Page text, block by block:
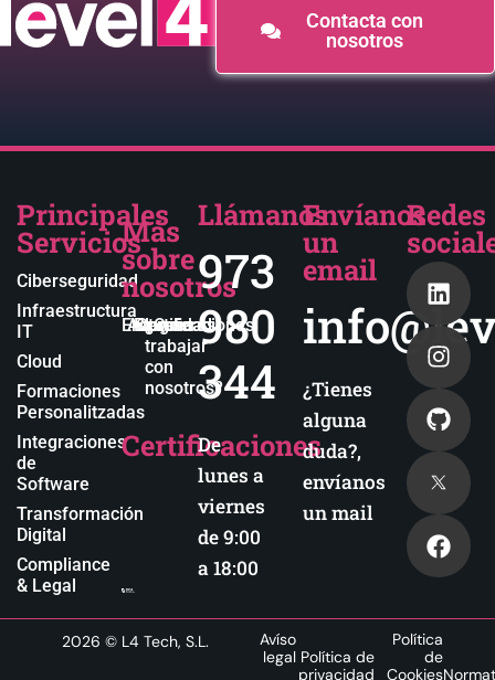
Contacta con
nosotros
Principales
Servicios
Ciberseguridad
Infraestructura
IT
Cloud
Formaciones
Personalitzadas
Integraciones
de
Software
Transformación
Digital
Compliance
& Legal
Más
sobre
nosotros
Empresa
Actualidad
Blog
Certificaciones
¿Quieres
trabajar
con
nosotros?
Certificaciones
Llámanos
973
980
344
De
lunes a
viernes
de 9:00
a 18:00
Envíanos
un
email
¿Tienes
alguna
duda?,
envíanos
un mail
Redes
2026 © L4 Tech, S.L.
Avíso
legal Política de
privacidad
Política
de
Cookies